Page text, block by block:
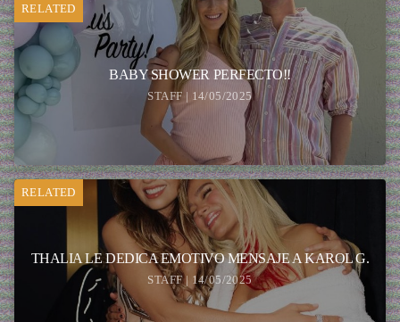
RELATED
BABY SHOWER PERFECTO!!
STAFF | 14/05/2025
RELATED
THALIA LE DEDICA EMOTIVO MENSAJE A KAROL G.
STAFF | 14/05/2025